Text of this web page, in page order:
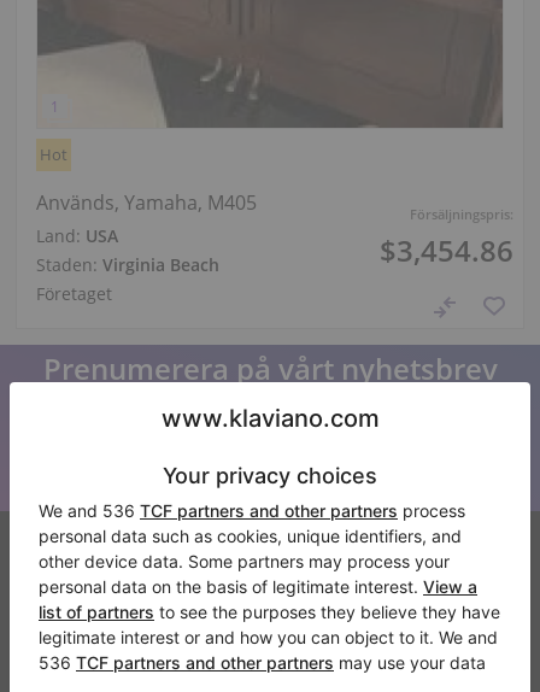
Försäljningspris:
$3,454.86
Hot
Används, Yamaha, M405
Land: USA
Staden: Virginia Beach
Företaget
Prenumerera på vårt nyhetsbrev
Håll dig uppdaterad med alla nyheter från Klaviano
Klaviano
Kontakt